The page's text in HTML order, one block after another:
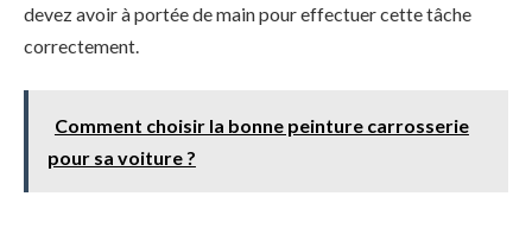
devez avoir à portée de main pour effectuer cette tâche
correctement.
Comment choisir la bonne peinture carrosserie
pour sa voiture ?